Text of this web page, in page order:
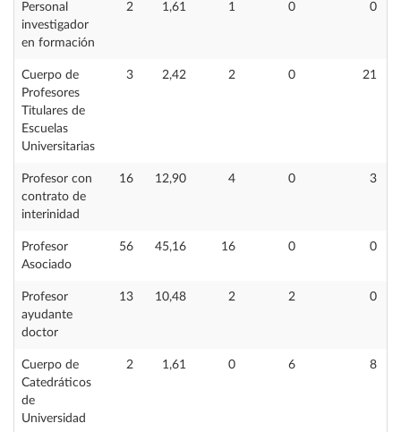
Personal
investigador
en formación
2 1,61 1 0 0
Cuerpo de
Profesores
Titulares de
Escuelas
Universitarias
3 2,42 2 0 21
Profesor con
contrato de
interinidad
16 12,90 4 0 3
Profesor
Asociado
56 45,16 16 0 0
Profesor
ayudante
doctor
13 10,48 2 2 0
Cuerpo de
Catedráticos
de
Universidad
2 1,61 0 6 8